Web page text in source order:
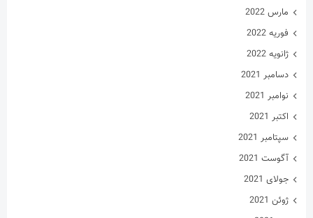
ژوئن 2021
می 2021
آوریل 2021
مارس 2021
فوریه 2021
ژانویه 2021
دسامبر 2020
نوامبر 2020
اکتبر 2020
سپتامبر 2020